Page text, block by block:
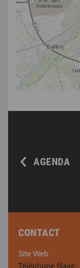
AGENDA
CONTACT
Site Web
Téléphone filaire :